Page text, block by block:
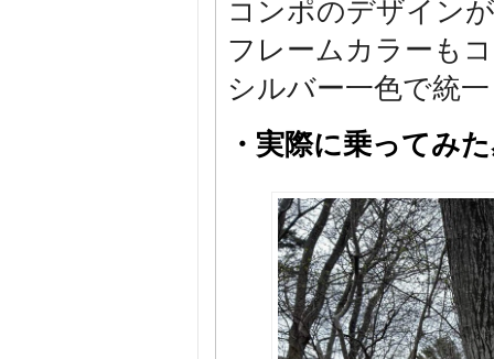
コンポのデザイン
フレームカラーも
シルバー一色で統
・実際に乗ってみ